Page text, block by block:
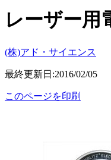
レーザー用
(株)アド・サイエンス
最終更新日:2016/02/05
このページを印刷